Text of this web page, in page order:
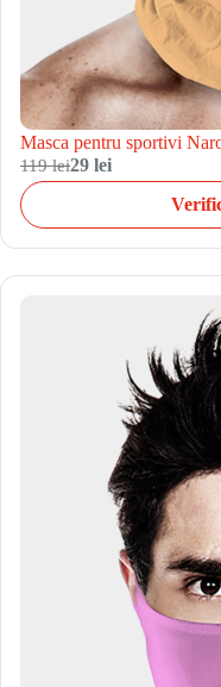
Masca pentru sportivi
119 lei29 lei